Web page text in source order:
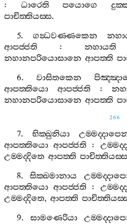
: ධාරෙති පයොගෙ
පාචිත‍්තියස‍්ස.
5. ගන්‍ධවණ‍්ණකෙන
ආපජ‍්ජති : නහායති
නහානපරියොසානෙ ආපත‍්ති
6. වාසිතකෙන
ආපත‍්තියො
ආපජ‍්ජති :
නහානපරියොසානෙ ආපත‍්ති
266
7. භික‍්ඛුනියා
ආපත‍්තියො ආපජ‍්ජති :
උම‍්මද‍්දිතෙ ආපත‍්ති පාචිත‍්තියස‍්ස
8.සික‍්ඛමානාය
ආපත‍්තියො ආපජ‍්ජති :
උම‍්මද‍්දිතෙ, ආපත‍්ති
9. සාමණෙරියා